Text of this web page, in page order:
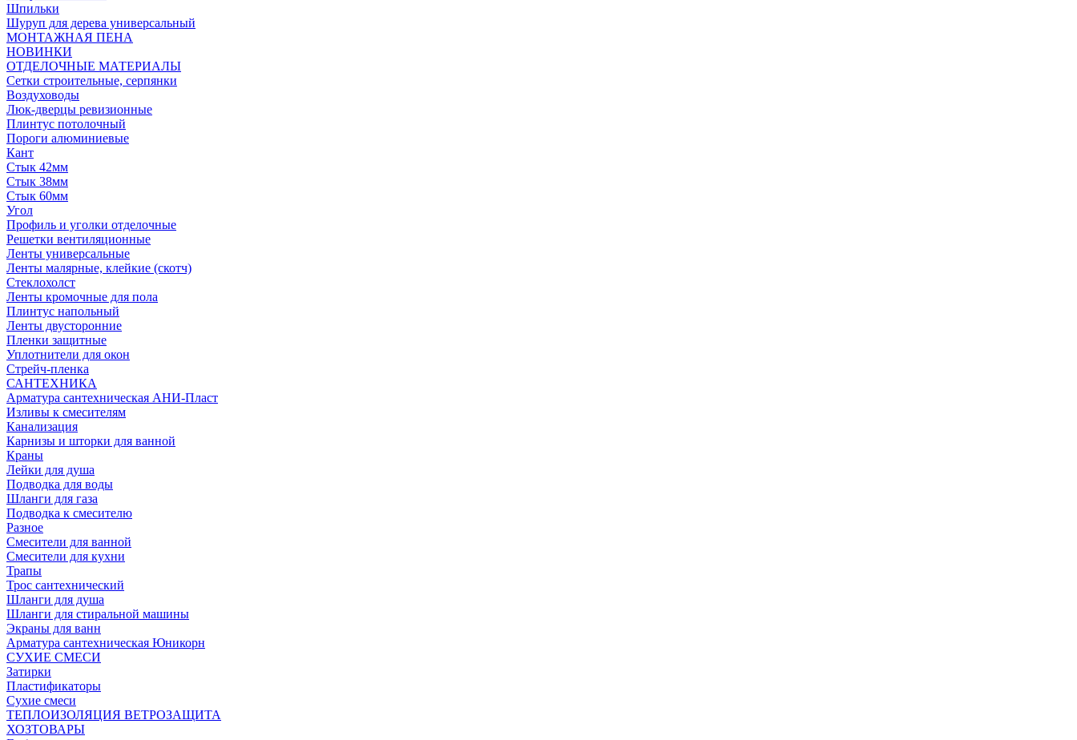
Шпильки
Шуруп для дерева универсальный
МОНТАЖНАЯ ПЕНА
НОВИНКИ
ОТДЕЛОЧНЫЕ МАТЕРИАЛЫ
Сетки строительные, серпянки
Воздуховоды
Люк-дверцы ревизионные
Плинтус потолочный
Пороги алюминиевые
Кант
Стык 42мм
Стык 38мм
Стык 60мм
Угол
Профиль и уголки отделочные
Решетки вентиляционные
Ленты универсальные
Ленты малярные, клейкие (скотч)
Стеклохолст
Ленты кромочные для пола
Плинтус напольный
Ленты двусторонние
Пленки защитные
Уплотнители для окон
Стрейч-пленка
САНТЕХНИКА
Арматура сантехническая АНИ-Пласт
Изливы к смесителям
Канализация
Карнизы и шторки для ванной
Краны
Лейки для душа
Подводка для воды
Шланги для газа
Подводка к смесителю
Разное
Смесители для ванной
Смесители для кухни
Трапы
Трос сантехнический
Шланги для душа
Шланги для стиральной машины
Экраны для ванн
Арматура сантехническая Юникорн
СУХИЕ СМЕСИ
Затирки
Пластификаторы
Сухие смеси
ТЕПЛОИЗОЛЯЦИЯ ВЕТРОЗАЩИТА
ХОЗТОВАРЫ